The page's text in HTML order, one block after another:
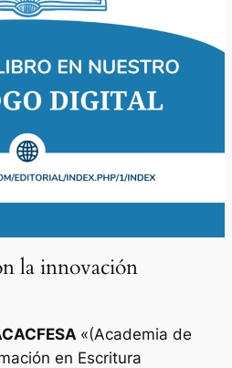
la innovación
«(Academia de
en Escritura